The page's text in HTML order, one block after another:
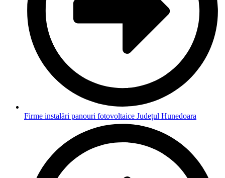
Firme instalări panouri fotovoltaice Județul Hunedoara